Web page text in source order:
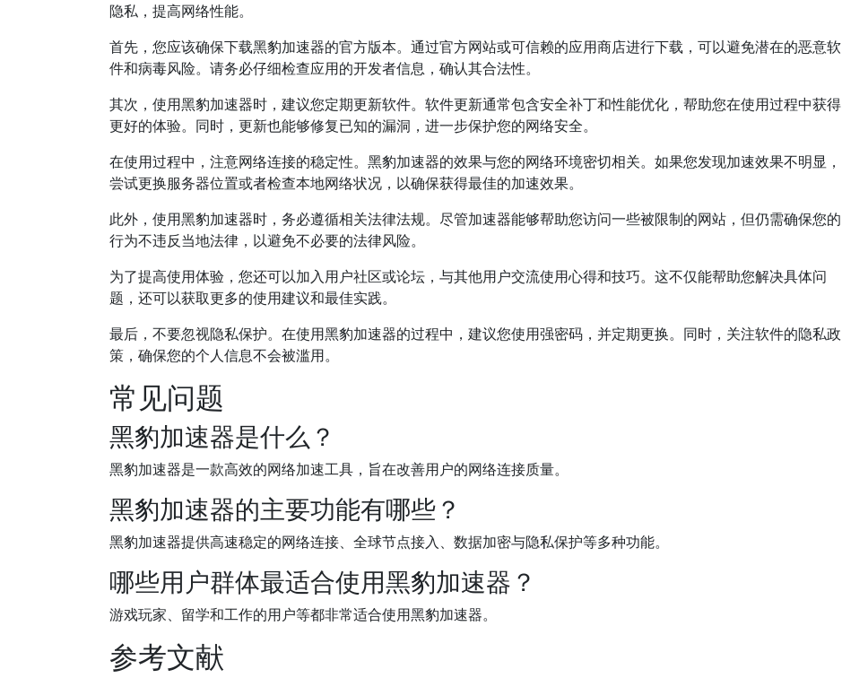
隐私，提高网络性能。
首先，您应该确保下载黑豹加速器的官方版本。通过官方网站或可信赖的应用商店进行下载，可以避免潜在的恶意软
件和病毒风险。请务必仔细检查应用的开发者信息，确认其合法性。
其次，使用黑豹加速器时，建议您定期更新软件。软件更新通常包含安全补丁和性能优化，帮助您在使用过程中获得
更好的体验。同时，更新也能够修复已知的漏洞，进一步保护您的网络安全。
在使用过程中，注意网络连接的稳定性。黑豹加速器的效果与您的网络环境密切相关。如果您发现加速效果不明显，
尝试更换服务器位置或者检查本地网络状况，以确保获得最佳的加速效果。
此外，使用黑豹加速器时，务必遵循相关法律法规。尽管加速器能够帮助您访问一些被限制的网站，但仍需确保您的
行为不违反当地法律，以避免不必要的法律风险。
为了提高使用体验，您还可以加入用户社区或论坛，与其他用户交流使用心得和技巧。这不仅能帮助您解决具体问
题，还可以获取更多的使用建议和最佳实践。
最后，不要忽视隐私保护。在使用黑豹加速器的过程中，建议您使用强密码，并定期更换。同时，关注软件的隐私政
策，确保您的个人信息不会被滥用。
常见问题
黑豹加速器是什么？
黑豹加速器是一款高效的网络加速工具，旨在改善用户的网络连接质量。
黑豹加速器的主要功能有哪些？
黑豹加速器提供高速稳定的网络连接、全球节点接入、数据加密与隐私保护等多种功能。
哪些用户群体最适合使用黑豹加速器？
游戏玩家、留学和工作的用户等都非常适合使用黑豹加速器。
参考文献